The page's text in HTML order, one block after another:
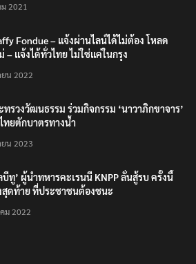
2021
Fondue – แจ้งผ่านไลน์ได้ไม่ต้อง โหลด
– แจ้งได้ทั่วไทย ไม่ใช่แค่ในกรุง
น 2022
รวงวัฒนธรรม ร่วมกิจกรรม ‘นาวาภิกขาจาร’
ทยตักบาตรทางน้ำ
น 2023
บีทู’ ผู้นำทหารคะเรนนี KNPP ลั่นสู้รบ ครั้งนี้
สุดท้าย ที่ประชาชนต้องชนะ
ม 2022